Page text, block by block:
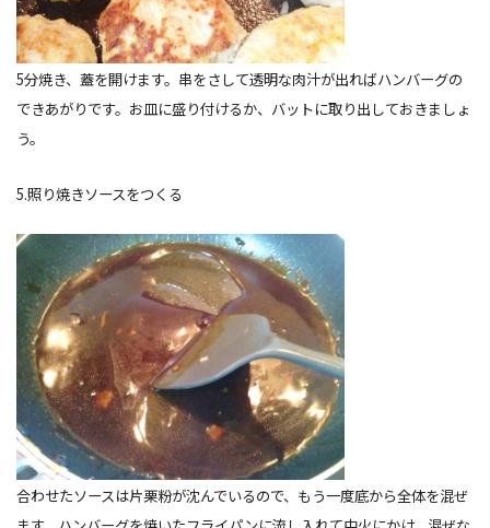
5分焼き、蓋を開けます。串をさして透明な肉汁が出ればハンバーグの
できあがりです。お皿に盛り付けるか、バットに取り出しておきましょ
う。
5.照り焼きソースをつくる
合わせたソースは片栗粉が沈んでいるので、もう一度底から全体を混ぜ